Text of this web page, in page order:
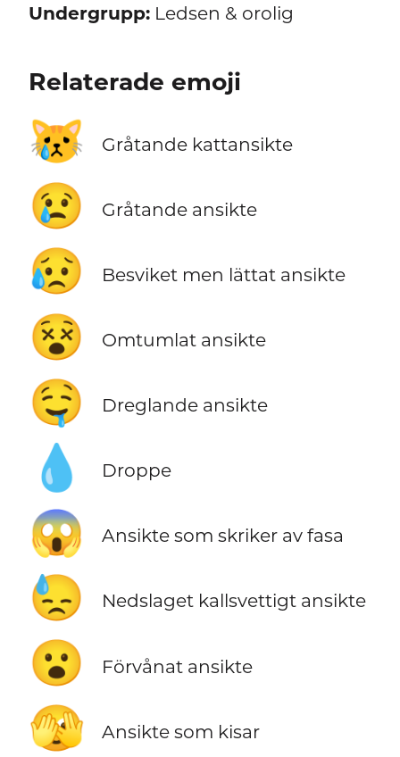
Undergrupp:Ledsen & orolig
Relaterade emoji
😿 Gråtande kattansikte
😢 Gråtande ansikte
😥 Besviket men lättat ansikte
😵 Omtumlat ansikte
🤤 Dreglande ansikte
💧 Droppe
😱 Ansikte som skriker av fasa
😓 Nedslaget kallsvettigt ansikte
😮 Förvånat ansikte
🫣 Ansikte som kisar